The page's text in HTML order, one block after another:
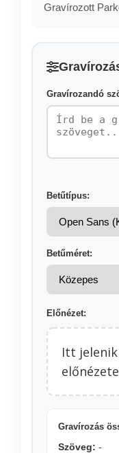
Gravírozott
Gravírozandó
Betűtípus:
Betűméret:
Előnézet:
Itt jelenik
Gravírozás
Szöveg: -